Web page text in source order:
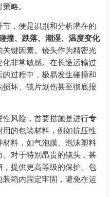
略。
节，便是识别和分析潜在的
撞、跌落、潮湿、温度变化
键因素。镜头作为精密光
非常敏感。在长途运输过
过程中，极易发生碰撞和
坏、镜片划伤甚至彻底报
风险，首要措施是进行专
用的包装材料，例如抗压性
料，如气泡膜、泡沫塑料
对于特别昂贵的镜头，甚
提供更高等级的保护。包
箱内固定牢固，避免在运